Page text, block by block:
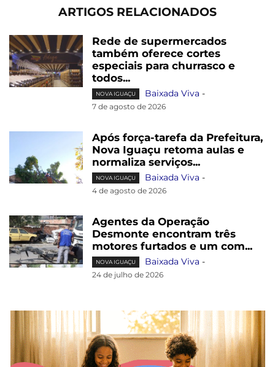
ARTIGOS RELACIONADOS
Rede de supermercados
também oferece cortes
especiais para churrasco e
todos...
NOVA IGUAÇU Baixada Viva -
7 de agosto de 2026
Após força-tarefa da Prefeitura,
Nova Iguaçu retoma aulas e
normaliza serviços...
NOVA IGUAÇU Baixada Viva -
4 de agosto de 2026
Agentes da Operação
Desmonte encontram três
motores furtados e um com...
NOVA IGUAÇU Baixada Viva -
24 de julho de 2026